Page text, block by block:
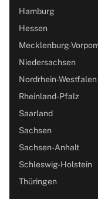
Hamburg
Hessen
Mecklenburg-
Niedersachsen
Nordrhein-Westfalen
Rheinland-Pfalz
Saarland
Sachsen
Sachsen-Anhalt
Schleswig-Holstein
Thüringen